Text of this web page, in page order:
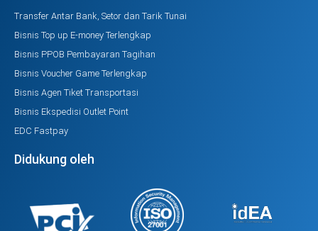
Transfer Antar Bank, Setor dan Tarik Tunai
Bisnis Top up E-money Terlengkap
Bisnis PPOB Pembayaran Tagihan
Bisnis Voucher Game Terlengkap
Bisnis Agen Tiket Transportasi
Bisnis Ekspedisi Outlet Point
EDC Fastpay
Didukung oleh